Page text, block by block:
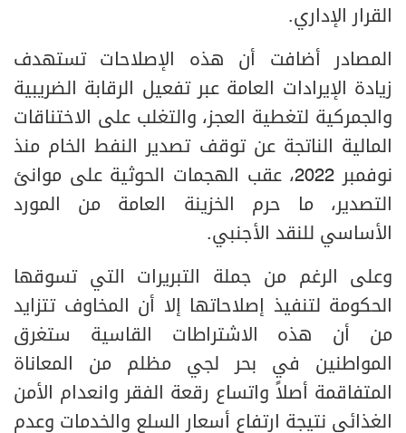
القرار الإداري.
المصادر أضافت أن هذه الإصلاحات تستهدف
زيادة الإيرادات العامة عبر تفعيل الرقابة الضريبية
والجمركية لتغطية العجز، والتغلب على الاختناقات
المالية الناتجة عن توقف تصدير النفط الخام منذ
نوفمبر 2022، عقب الهجمات الحوثية على موانئ
التصدير، ما حرم الخزينة العامة من المورد
الأساسي للنقد الأجنبي.
وعلى الرغم من جملة التبريرات التي تسوقها
الحكومة لتنفيذ إصلاحاتها إلا أن المخاوف تتزايد
من أن هذه الاشتراطات القاسية ستغرق
المواطنين في بحر لجي مظلم من المعاناة
المتفاقمة أصلاً واتساع رقعة الفقر وانعدام الأمن
الغذائي نتيجة ارتفاع أسعار السلع والخدمات وعدم